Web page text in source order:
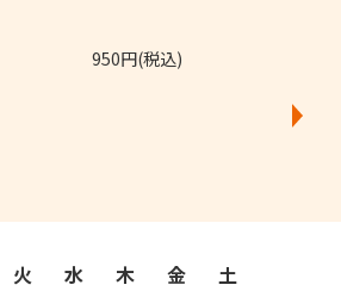
950円(税込)
火 水 木 金
土